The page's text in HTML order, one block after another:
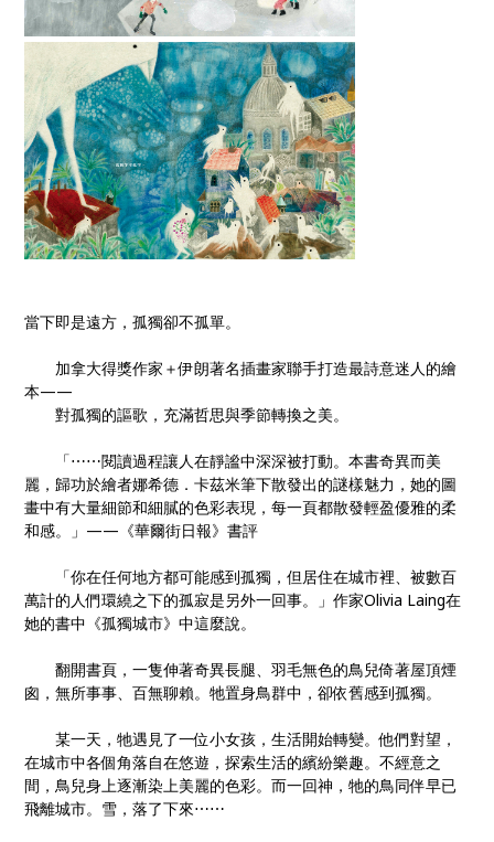
當下即是遠方，孤獨卻不孤單。
加拿大得獎作家＋伊朗著名插畫家聯手打造最詩意迷人的繪
本——
對孤獨的謳歌，充滿哲思與季節轉換之美。
「⋯⋯閱讀過程讓人在靜謐中深深被打動。本書奇異而美
麗，歸功於繪者娜希德．卡茲米筆下散發出的謎樣魅力，她的圖
畫中有大量細節和細膩的色彩表現，每一頁都散發輕盈優雅的柔
和感。」——《華爾街日報》書評
「你在任何地方都可能感到孤獨，但居住在城市裡、被數百
萬計的人們環繞之下的孤寂是另外一回事。」作家Olivia Laing在
她的書中《孤獨城市》中這麼說。
翻開書頁，一隻伸著奇異長腿、羽毛無色的鳥兒倚著屋頂煙
囪，無所事事、百無聊賴。牠置身鳥群中，卻依舊感到孤獨。
某一天，牠遇見了一位小女孩，生活開始轉變。他們對望，
在城市中各個角落自在悠遊，探索生活的繽紛樂趣。不經意之
間，鳥兒身上逐漸染上美麗的色彩。而一回神，牠的鳥同伴早已
飛離城市。雪，落了下來⋯⋯